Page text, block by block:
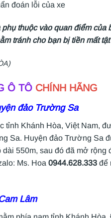
đoán lỗi của xe
thuộc vào quan điểm
tránh cho bạn bị tiền mất
Ô TÔ CHÍNH HÃNG
đảo Trường Sa
tỉnh Khánh Hòa, Việt Nam,
Sa. Huyện đảo Trường
550m, sau đó đã mở
Ms. Hoa 0944.628.333 để
Lâm